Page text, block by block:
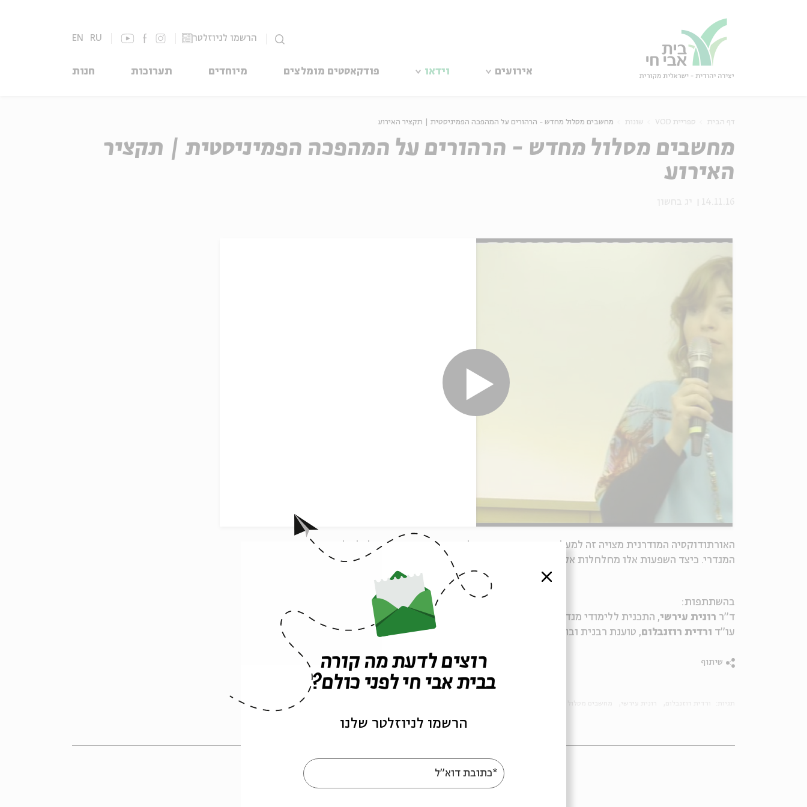
הרשמו לניוזלטר EN RU
אירועים וידאו פודקאסטים מומלצים מיוחדים תערוכות חנות
דף הבית ספריית VOD שונות מחשבים מסלול מחדש - הרהורים על המהפכה הפמיניסטית | תקציר האירוע
מחשבים מסלול מחדש - הרהורים על המהפכה הפמיניסטית | תקציר
האירוע
האורתודוקסיה המודרנית מצויה זה למעלה משני עשורים בתהליכי שינוי ואף עוברת טלטלה לנוכח השיח
המגדרי. כיצד השפעות אלו מחלחלות אל הציבור הדתי ומה ביטוין בתוך החברה החרדית?
בהשתתפות:
ד"ר רונית עירשי, התכנית ללימודי מגדר באוניברסיטת בר-אילן ועמיתת מחקר במכון הרטמן
עו"ד ורדית רוזנבלום, טוענת רבנית ובוגרת מכון מנדל
שיתוף
סגור
רוצים לדעת מה קורה
בבית אבי חי לפני כולם?
הרשמו לניוזלטר שלנו
*כתובת דוא"ל